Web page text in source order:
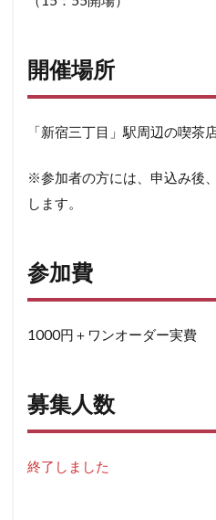
開催場所
「新宿三丁目」駅周辺の喫茶
※参加者の方には、申込み後
します。
参加費
1000円＋ワンオーダー実費
募集人数
終了しました